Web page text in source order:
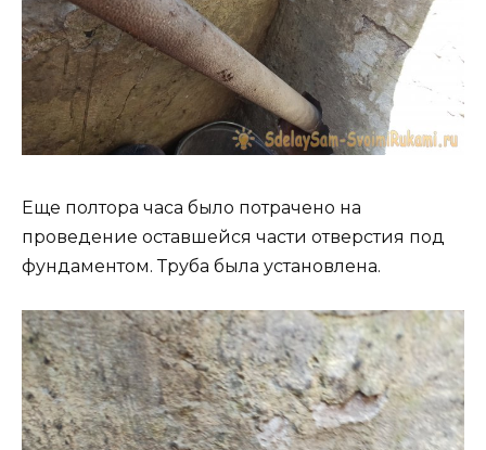
Еще полтора часа было потрачено на
проведение оставшейся части отверстия под
фундаментом. Труба была установлена.